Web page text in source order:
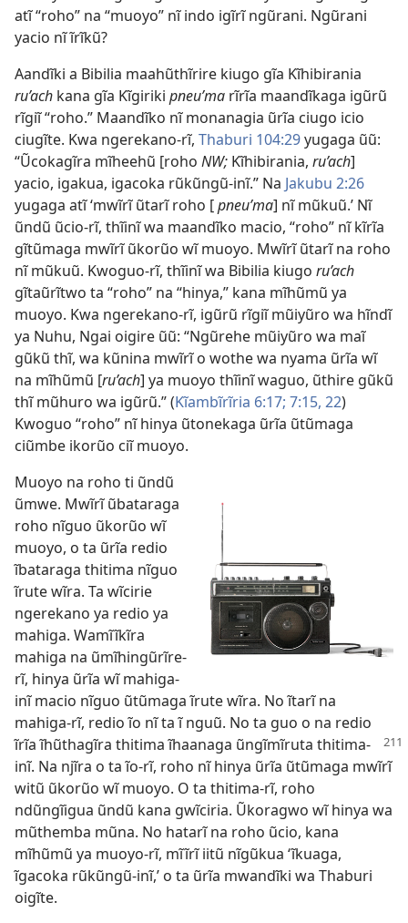
atĩ “roho” na “muoyo” nĩ indo igĩrĩ ngũrani. Ngũrani
yacio nĩ ĩrĩkũ?
Aandĩki a Bibilia maahũthĩrire kiugo gĩa Kĩhibirania
ru’ach kana gĩa Kĩgiriki pneu’ma rĩrĩa maandĩkaga igũrũ
rĩgiĩ “roho.” Maandĩko nĩ monanagia ũrĩa ciugo icio
ciugĩte. Kwa ngerekano-rĩ, Thaburi 104:29yugaga ũũ:
“Ũcokagĩra mĩheehũ [roho NW; Kĩhibirania, ru’ach]
yacio, igakua, igacoka rũkũngũ-inĩ.” Na Jakubu 2:26
yugaga atĩ ‘mwĩrĩ ũtarĩ roho [pneu’ma] nĩ mũkuũ.’ Nĩ
ũndũ ũcio-rĩ, thĩinĩ wa maandĩko macio, “roho” nĩ kĩrĩa
gĩtũmaga mwĩrĩ ũkorũo wĩ muoyo. Mwĩrĩ ũtarĩ na roho
nĩ mũkuũ. Kwoguo-rĩ, thĩinĩ wa Bibilia kiugo ru’ach
gĩtaũrĩtwo ta “roho” na “hinya,” kana mĩhũmũ ya
muoyo. Kwa ngerekano-rĩ, igũrũ rĩgiĩ mũiyũro wa hĩndĩ
ya Nuhu, Ngai oigire ũũ: “Ngũrehe mũiyũro wa maĩ
gũkũ thĩ, wa kũnina mwĩrĩ o wothe wa nyama ũrĩa wĩ
na mĩhũmũ [ru’ach] ya muoyo thĩinĩ waguo, ũthire gũkũ
thĩ mũhuro wa igũrũ.” (Kĩambĩrĩria 6:17; 7:15, 22)
Kwoguo “roho” nĩ hinya ũtonekaga ũrĩa ũtũmaga
ciũmbe ikorũo ciĩ muoyo.
Muoyo na roho ti ũndũ
ũmwe. Mwĩrĩ ũbataraga
roho nĩguo ũkorũo wĩ
muoyo, o ta ũrĩa redio
ĩbataraga thitima nĩguo
ĩrute wĩra. Ta wĩcirie
ngerekano ya redio ya
mahiga. Wamĩĩkĩra
mahiga na ũmĩhingũrĩre-
rĩ, hinya ũrĩa wĩ mahiga-
inĩ macio nĩguo ũtũmaga ĩrute wĩra. No ĩtarĩ na
mahiga-rĩ, redio ĩo nĩ ta ĩ nguũ. No ta guo o na redio
ĩrĩa ĩhũthagĩra thitima ĩhaanaga ũngĩmĩruta thitima-
inĩ. Na njĩra o ta ĩo-rĩ, roho nĩ hinya ũrĩa ũtũmaga mwĩrĩ
witũ ũkorũo wĩ muoyo. O ta thitima-rĩ, roho
ndũngĩigua ũndũ kana gwĩciria. Ũkoragwo wĩ hinya wa
mũthemba mũna. No hatarĩ na roho ũcio, kana
mĩhũmũ ya muoyo-rĩ, mĩĩrĩ iitũ nĩgũkua ‘ĩkuaga,
ĩgacoka rũkũngũ-inĩ,’ o ta ũrĩa mwandĩki wa Thaburi
oigĩte.